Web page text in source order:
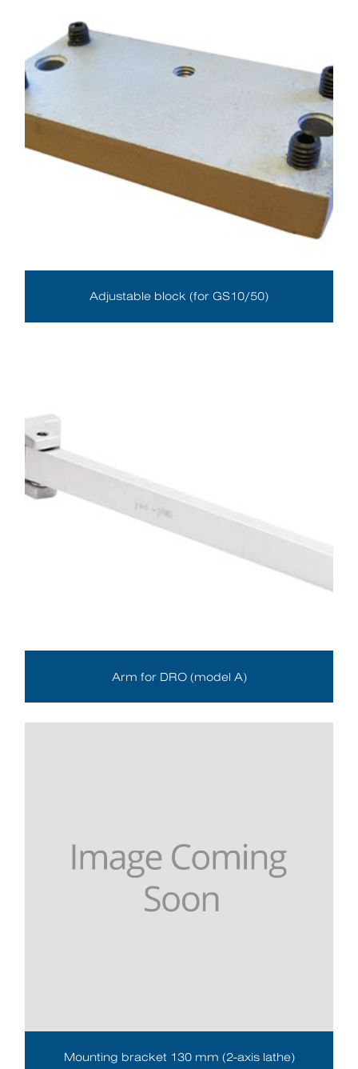
Adjustable block (for GS10/50)
Arm for DRO (model A)
Mounting bracket 130 mm (2-axis lathe)